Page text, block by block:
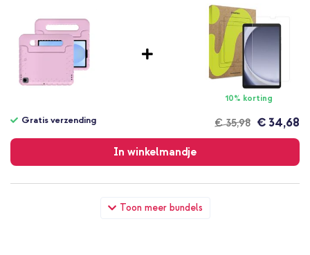
Toon meer bundels
10% korting
€ 35,98
Gratis verzending € 34,68
In winkelmandje
verzending
imoshion Kidsproof Backcover met handvat Samsung Galaxy
Tab A11 / A9 8.7 inch - Lichtroze + Draadloze Kinderkoptelefoon